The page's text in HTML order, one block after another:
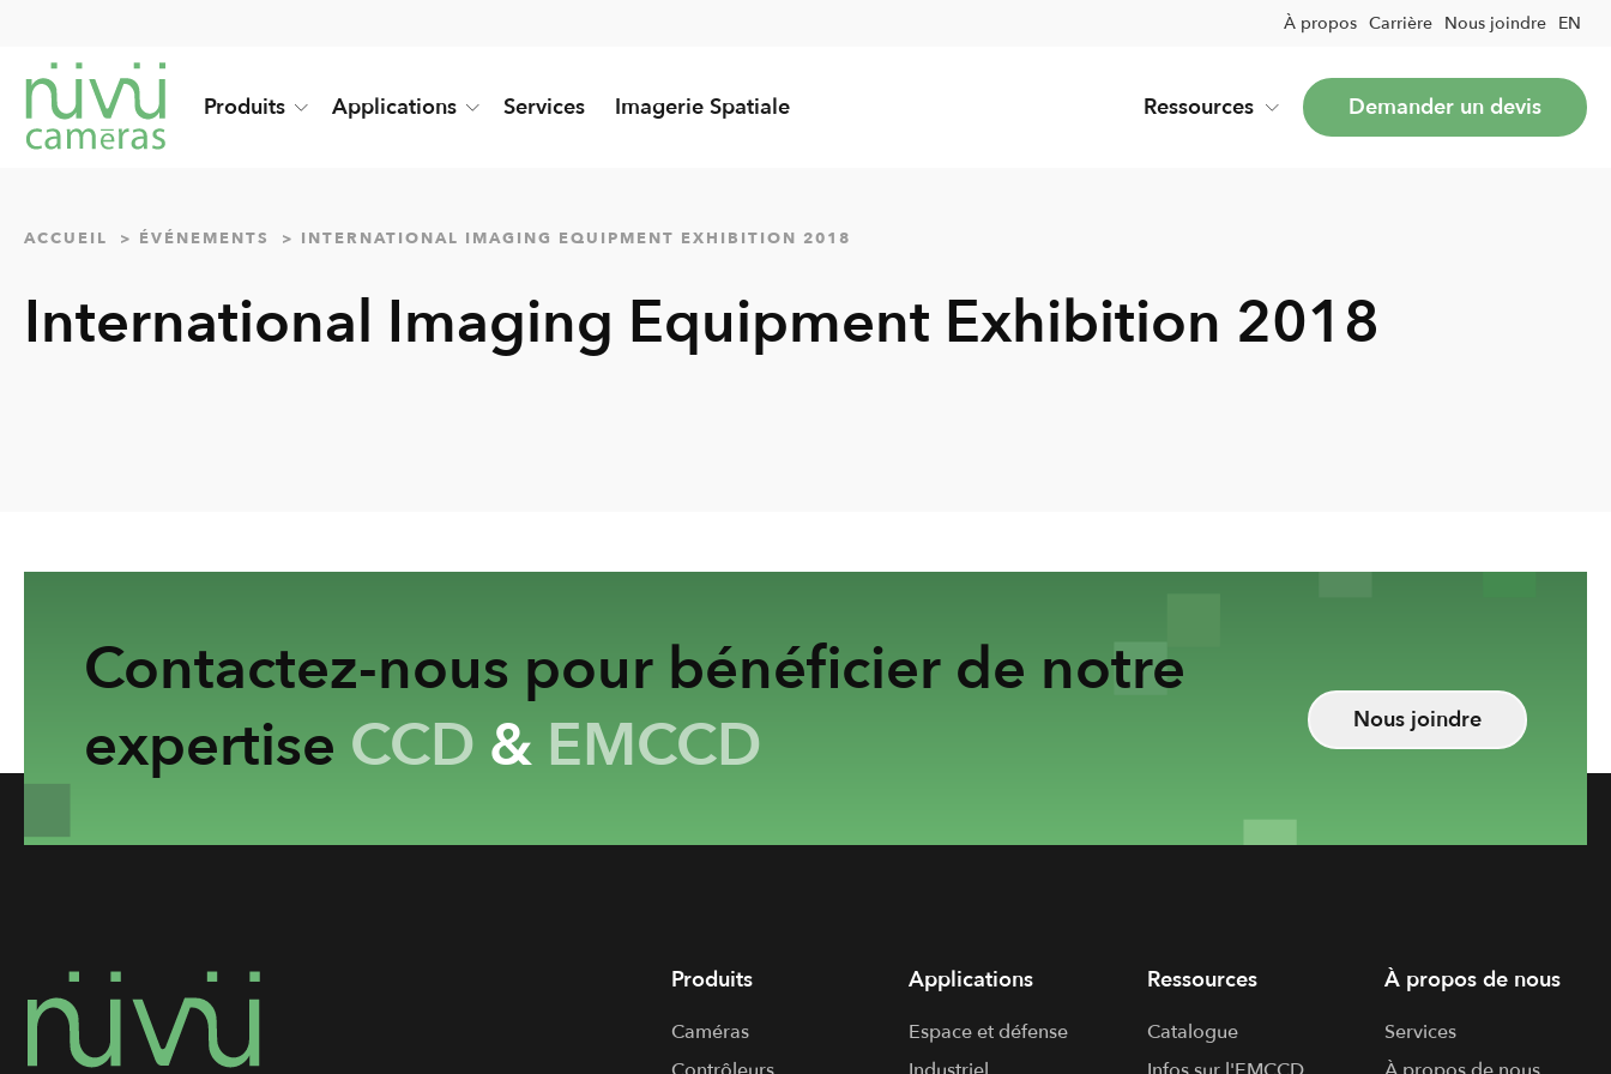
À propos Carrière Nous joindre EN
Produits Applications Services Imagerie Spatiale Ressources Demander un devis
ACCUEIL ÉVÉNEMENTS INTERNATIONAL IMAGING EQUIPMENT EXHIBITION 2018
International Imaging Equipment Exhibition 2018
Contactez-nous pour bénéficier de notre
expertise CCD & EMCCD Nous joindre
Produits
Caméras
Applications
Espace et défense
Ressources
Catalogue
À propos de nous
Services